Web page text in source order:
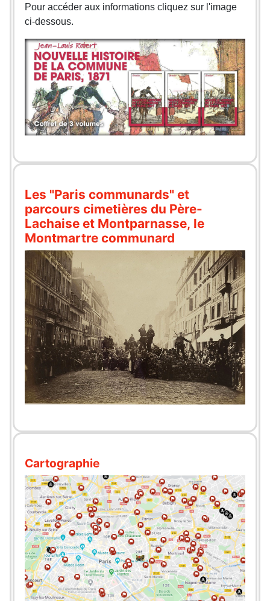
Pour accéder aux informations cliquez sur l'image
ci-dessous.
Les "Paris communards" et
parcours cimetières du Père-
Lachaise et Montparnasse, le
Montmartre communard
Cartographie